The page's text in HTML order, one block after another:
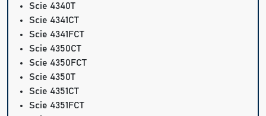
Scie 4340T
Scie 4341CT
Scie 4341FCT
Scie 4350CT
Scie 4350FCT
Scie 4350T
Scie 4351CT
Scie 4351FCT